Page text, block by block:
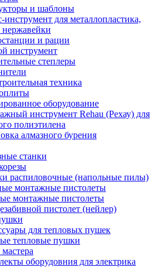
и шаблоны
инструмент для металлопластика,
и рации
инструмент
степлеры
техника
оборудование
инструмент Rehau (Рехау) для
полиэтилена
алмазного бурения
станки
распиловочные (напольные пилы)
монтажные пистолеты
монтажные пистолеты
пистолет (нейлер)
для тепловых пушек
тепловые пушки
оборудовния для электрика